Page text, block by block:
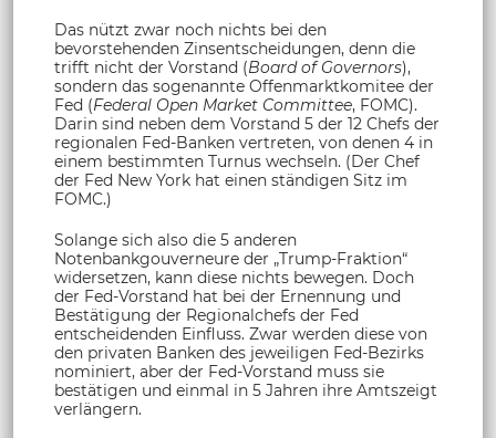
Das nützt zwar noch nichts bei den
bevorstehenden Zinsentscheidungen, denn die
trifft nicht der Vorstand (Board of Governors),
sondern das sogenannte Offenmarktkomitee der
Fed (Federal Open Market Committee, FOMC).
Darin sind neben dem Vorstand 5 der 12 Chefs der
regionalen Fed-Banken vertreten, von denen 4 in
einem bestimmten Turnus wechseln. (Der Chef
der Fed New York hat einen ständigen Sitz im
FOMC.)
Solange sich also die 5 anderen
Notenbankgouverneure der „Trump-Fraktion“
widersetzen, kann diese nichts bewegen. Doch
der Fed-Vorstand hat bei der Ernennung und
Bestätigung der Regionalchefs der Fed
entscheidenden Einfluss. Zwar werden diese von
den privaten Banken des jeweiligen Fed-Bezirks
nominiert, aber der Fed-Vorstand muss sie
bestätigen und einmal in 5 Jahren ihre Amtszeigt
verlängern.